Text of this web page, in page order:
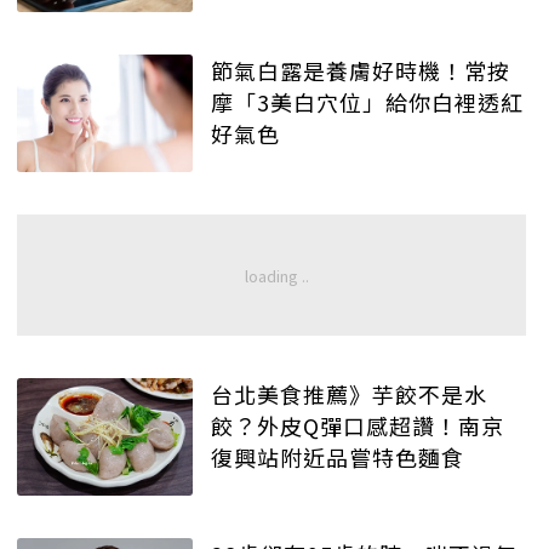
節氣白露是養膚好時機！常按
摩「3美白穴位」給你白裡透紅
好氣色
台北美食推薦》芋餃不是水
餃？外皮Q彈口感超讚！南京
復興站附近品嘗特色麵食